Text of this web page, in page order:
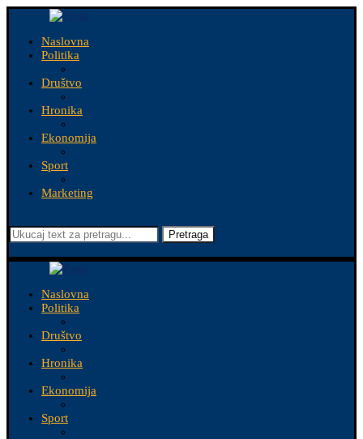
Naslovna
Politika
Društvo
Hronika
Ekonomija
Sport
Marketing
Pretraga
Naslovna
Politika
Društvo
Hronika
Ekonomija
Sport